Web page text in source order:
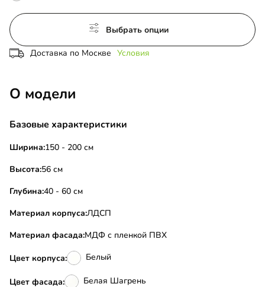
Выбрать опции
Доставка по Москве Условия
О модели
Базовые характеристики
Ширина:150 - 200 см
Высота:56 см
Глубина:40 - 60 см
Материал корпуса:ЛДСП
Материал фасада:МДФ с пленкой ПВХ
Цвет корпуса: Белый
Цвет фасада: Белая Шагрень